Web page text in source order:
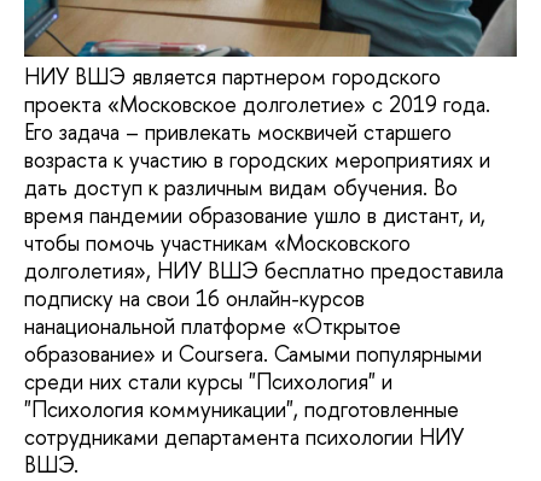
НИУ ВШЭ является партнером городского
проекта «Московское долголетие» с 2019 года.
Его задача – привлекать москвичей старшего
возраста к участию в городских мероприятиях и
дать доступ к различным видам обучения. Во
время пандемии образование ушло в дистант, и,
чтобы помочь участникам «Московского
долголетия», НИУ ВШЭ бесплатно предоставила
подписку на свои 16 онлайн-курсов
нанациональной платформе «Открытое
образование» и Coursera. Самыми популярными
среди них стали курсы "Психология" и
"Психология коммуникации", подготовленные
сотрудниками департамента психологии НИУ
ВШЭ.